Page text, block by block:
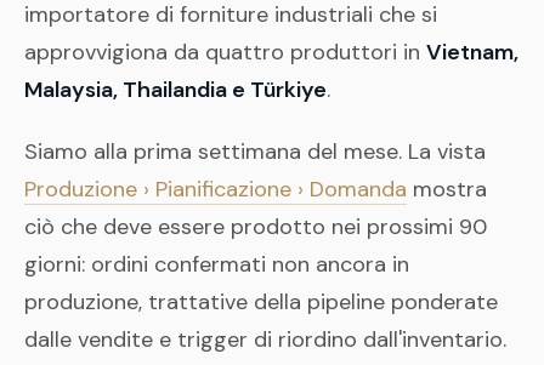
importatore di forniture industriali che si
approvvigiona da quattro produttori in Vietnam,
Malaysia, Thailandia e Türkiye.
Siamo alla prima settimana del mese. La vista
Produzione › Pianificazione › Domanda mostra
ciò che deve essere prodotto nei prossimi 90
giorni: ordini confermati non ancora in
produzione, trattative della pipeline ponderate
dalle vendite e trigger di riordino dall'inventario.